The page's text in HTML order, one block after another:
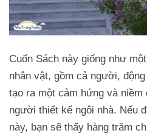
Cuốn Sách này giống như
nhân vật, gồm cả người,
tạo ra một cảm hứng và niềm
người thiết kế ngôi nhà. Nếu
này, bạn sẽ thấy hàng trăm